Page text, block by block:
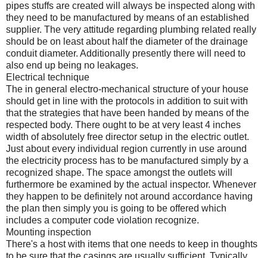
pipes stuffs are created will always be inspected along with
they need to be manufactured by means of an established
supplier. The very attitude regarding plumbing related really
should be on least about half the diameter of the drainage
conduit diameter. Additionally presently there will need to
also end up being no leakages.
Electrical technique
The in general electro-mechanical structure of your house
should get in line with the protocols in addition to suit with
that the strategies that have been handed by means of the
respected body. There ought to be at very least 4 inches
width of absolutely free director setup in the electric outlet.
Just about every individual region currently in use around
the electricity process has to be manufactured simply by a
recognized shape. The space amongst the outlets will
furthermore be examined by the actual inspector. Whenever
they happen to be definitely not around accordance having
the plan then simply you is going to be offered which
includes a computer code violation recognize.
Mounting inspection
There's a host with items that one needs to keep in thoughts
to be sure that the casings are usually sufficient. Typically